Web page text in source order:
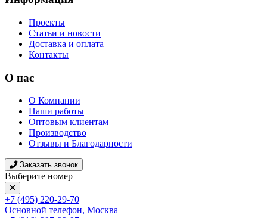
Проекты
Статьи и новости
Доставка и оплата
Контакты
О нас
О Компании
Наши работы
Оптовым клиентам
Производство
Отзывы и Благодарности
Заказать звонок
Выберите номер
+7 (495) 220-29-70
Основной телефон, Москва